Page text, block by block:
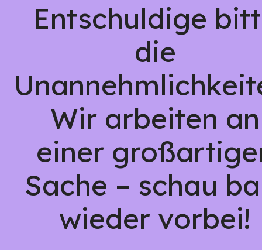
Entschuldige
die
Wir arbeiten an
einer
Sache – schau
wieder vorbei!